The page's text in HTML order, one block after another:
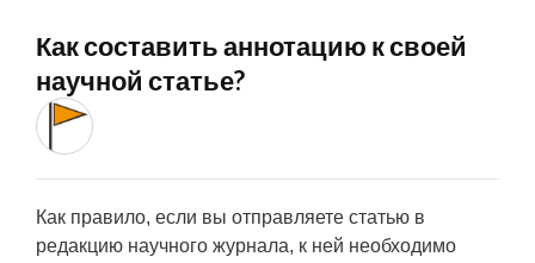
Как составить аннотацию к своей
научной статье?
Как правило, если вы отправляете статью в
редакцию научного журнала, к ней необходимо